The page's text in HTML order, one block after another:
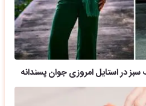
در استایل امروزی جوان پسندانه